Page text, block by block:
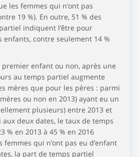
les femmes qui n’ont pas
19 %). En outre, 51 % des
indiquent l’être pour
enfants, contre seulement 14 %
premier enfant ou non, après une
au temps partiel augmente
mères que pour les pères : parmi
ou non en 2013) ayant eu un
plusieurs) entre 2013 et
deux dates, le taux de temps
% en 2013 à 45 % en 2016
femmes qui n’ont pas eu d’enfant
la part de temps partiel